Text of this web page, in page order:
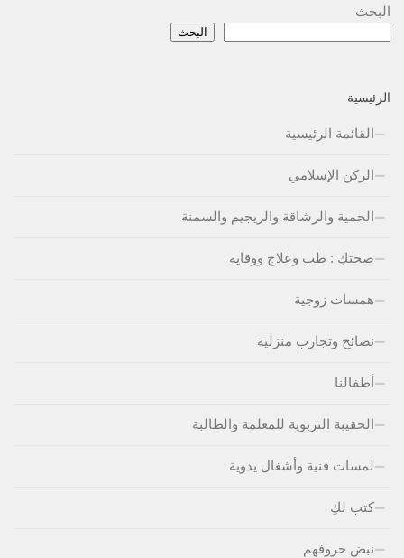
البحث
البحث
الرئيسية
القائمة الرئيسية
الركن الإسلامي
الحمية والرشاقة والريجيم والسمنة
صحتكِ : طب وعلاج ووقاية
همسات زوجية
نصائح وتجارب منزلية
أطفالنا
الحقيبة التربوية للمعلمة والطالبة
لمسات فنية وأشغال يدوية
كتب لكِ
نبض حروفهم